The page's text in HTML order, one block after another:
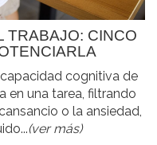
TRABAJO: CINCO
cognitiva de
en una tarea, filtrando
o la ansiedad,
(ver más)